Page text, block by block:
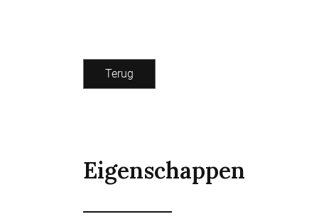
Terug
Eigenschappen